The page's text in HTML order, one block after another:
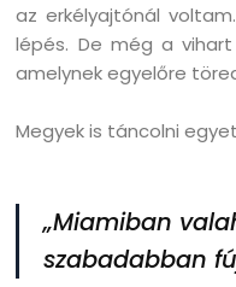
az erkélyajtónál
lépés. De még a
amelynek egyelőre
Megyek is táncolni
„Miamiban
szabadabban